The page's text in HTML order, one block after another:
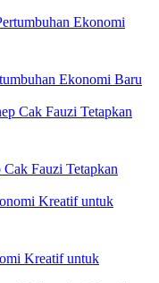
Ekonomi Baru
Fauzi Tetapkan
Kreatif untuk